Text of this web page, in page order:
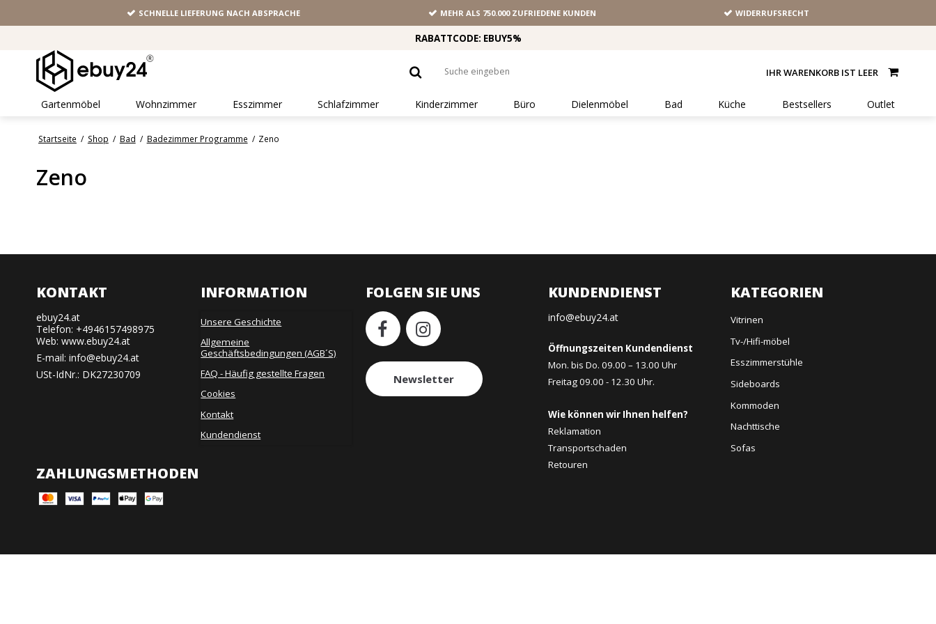
SCHNELLE LIEFERUNG NACH ABSPRACHE MEHR ALS 750.000 ZUFRIEDENE KUNDEN WIDERRUFSRECHT
RABATTCODE: EBUY5%
IHR WARENKORB IST LEER
Gartenmöbel Wohnzimmer Esszimmer Schlafzimmer Kinderzimmer Büro Dielenmöbel Bad Küche Bestsellers Outlet
Startseite / Shop / Bad / Badezimmer Programme / Zeno
Zeno
KONTAKT
ebuy24.at
Telefon: +4946157498975
Web: www.ebuy24.at
E-mail: info@ebuy24.at
USt-IdNr.: DK27230709
INFORMATION
Unsere Geschichte
Allgemeine
Geschäftsbedingungen (AGB´S)
FAQ - Häufig gestellte Fragen
Cookies
Kontakt
Kundendienst
ZAHLUNGSMETHODEN
FOLGEN SIE UNS
Newsletter
KUNDENDIENST
info@ebuy24.at
Öffnungszeiten Kundendienst
Mon. bis Do. 09.00 – 13.00 Uhr
Freitag 09.00 - 12.30 Uhr.
Wie können wir Ihnen helfen?
Reklamation
Transportschaden
Retouren
KATEGORIEN
Vitrinen
Tv-/Hifi-möbel
Esszimmerstühle
Sideboards
Kommoden
Nachttische
Sofas